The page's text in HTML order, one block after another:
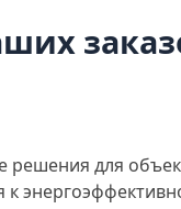
для